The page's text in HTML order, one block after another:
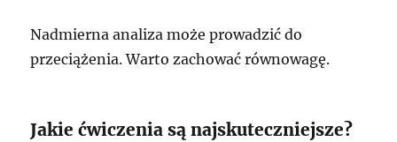
Nadmierna analiza może prowadzić do
przeciążenia. Warto zachować równowagę.
Jakie ćwiczenia są najskuteczniejsze?